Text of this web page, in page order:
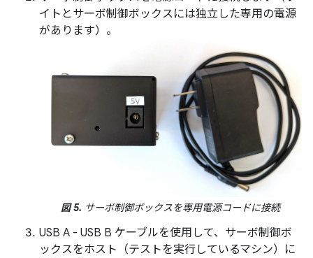
イトとサーボ制御ボックスには独立した専用の電源
があります）。
図 5. サーボ制御ボックスを専用電源コードに接続
USB A - USB B ケーブルを使用して、サーボ制御ボ
ックスをホスト（テストを実行しているマシン）に